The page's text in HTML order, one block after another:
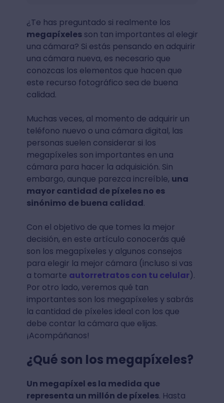
¿Te has preguntado si realmente los
megapíxelesson tan importantes al elegir
una cámara? Si estás pensando en adquirir
una cámara nueva, es necesario que
conozcas los elementos que hacen que
este recurso fotográfico sea de buena
calidad.
Muchas veces, al momento de adquirir un
teléfono nuevo o una cámara digital, las
personas suelen considerar si los
megapíxeles son importantes en una
cámara para hacer la adquisición. Sin
embargo, aunque parezca increíble, una
mayor cantidad de píxeles no es
sinónimo de buena calidad.
Con el objetivo de que tomes la mejor
decisión, en este artículo conocerás qué
son los megapíxeles y algunos consejos
para elegir la mejor cámara (incluso si vas
a tomarte autorretratos con tu celular).
Por otro lado, veremos qué tan
importantes son los megapíxeles y sabrás
la cantidad de píxeles ideal con los que
debe contar la cámara que elijas.
¡Acompáñanos!
¿Qué son los megapíxeles?
Un megapíxel es la medida que
representa un millón de píxeles. Hasta